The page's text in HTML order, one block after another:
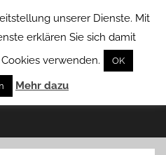
unserer Dienste. Mit
erklären Sie sich damit
verwenden.
OK
Mehr dazu